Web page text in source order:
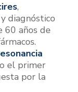
,
diagnóstico
60 años de
o el primer
por la